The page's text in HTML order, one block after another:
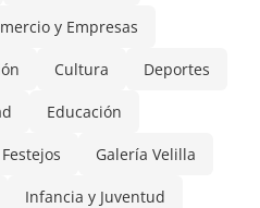
y Empresas
Cultura Deportes
Educación
Festejos Galería Velilla
Infancia y Juventud